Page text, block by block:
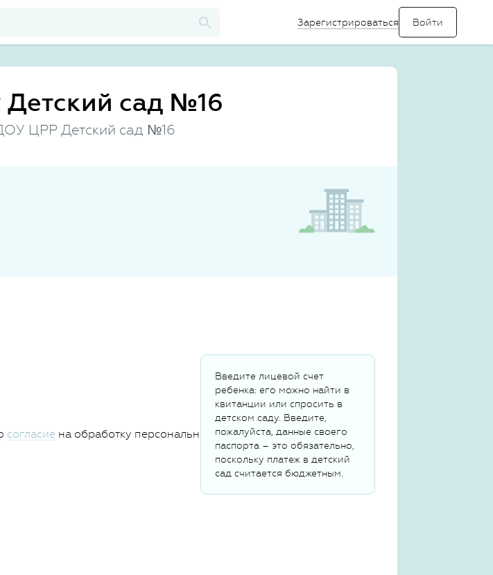
Зарегистрироваться
сад №16
ЦРР Детский сад №16
Введите лицевой счет
ребенка: его можно найти в
квитанции или спросить в
детском саду. Введите,
пожалуйста, данные своего
паспорта – это обязательно,
поскольку платеж в детский
сад считается бюджетным.
согласие на обработку персональных данных